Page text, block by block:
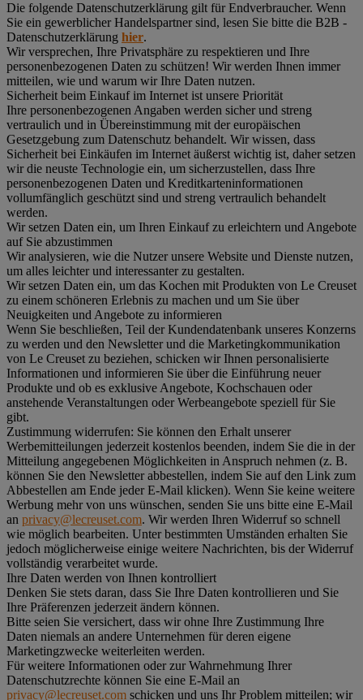
Die folgende Datenschutzerklärung gilt für Endverbraucher. Wenn
Sie ein gewerblicher Handelspartner sind, lesen Sie bitte die B2B -
Datenschutzerklärung hier.
Wir versprechen, Ihre Privatsphäre zu respektieren und Ihre
personenbezogenen Daten zu schützen! Wir werden Ihnen immer
mitteilen, wie und warum wir Ihre Daten nutzen.
Sicherheit beim Einkauf im Internet ist unsere Priorität
Ihre personenbezogenen Angaben werden sicher und streng
vertraulich und in Übereinstimmung mit der europäischen
Gesetzgebung zum Datenschutz behandelt. Wir wissen, dass
Sicherheit bei Einkäufen im Internet äußerst wichtig ist, daher setzen
wir die neuste Technologie ein, um sicherzustellen, dass Ihre
personenbezogenen Daten und Kreditkarteninformationen
vollumfänglich geschützt sind und streng vertraulich behandelt
werden.
Wir setzen Daten ein, um Ihren Einkauf zu erleichtern und Angebote
auf Sie abzustimmen
Wir analysieren, wie die Nutzer unsere Website und Dienste nutzen,
um alles leichter und interessanter zu gestalten.
Wir setzen Daten ein, um das Kochen mit Produkten von Le Creuset
zu einem schöneren Erlebnis zu machen und um Sie über
Neuigkeiten und Angebote zu informieren
Wenn Sie beschließen, Teil der Kundendatenbank unseres Konzerns
zu werden und den Newsletter und die Marketingkommunikation
von Le Creuset zu beziehen, schicken wir Ihnen personalisierte
Informationen und informieren Sie über die Einführung neuer
Produkte und ob es exklusive Angebote, Kochschauen oder
anstehende Veranstaltungen oder Werbeangebote speziell für Sie
gibt.
Zustimmung widerrufen: Sie können den Erhalt unserer
Werbemitteilungen jederzeit kostenlos beenden, indem Sie die in der
Mitteilung angegebenen Möglichkeiten in Anspruch nehmen (z. B.
können Sie den Newsletter abbestellen, indem Sie auf den Link zum
Abbestellen am Ende jeder E-Mail klicken). Wenn Sie keine weitere
Werbung mehr von uns wünschen, senden Sie uns bitte eine E-Mail
an privacy@lecreuset.com. Wir werden Ihren Widerruf so schnell
wie möglich bearbeiten. Unter bestimmten Umständen erhalten Sie
jedoch möglicherweise einige weitere Nachrichten, bis der Widerruf
vollständig verarbeitet wurde.
Ihre Daten werden von Ihnen kontrolliert
Denken Sie stets daran, dass Sie Ihre Daten kontrollieren und Sie
Ihre Präferenzen jederzeit ändern können.
Bitte seien Sie versichert, dass wir ohne Ihre Zustimmung Ihre
Daten niemals an andere Unternehmen für deren eigene
Marketingzwecke weiterleiten werden.
Für weitere Informationen oder zur Wahrnehmung Ihrer
Datenschutzrechte können Sie eine E-Mail an
privacy@lecreuset.com schicken und uns Ihr Problem mitteilen; wir